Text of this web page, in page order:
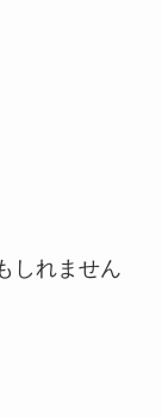
しれません